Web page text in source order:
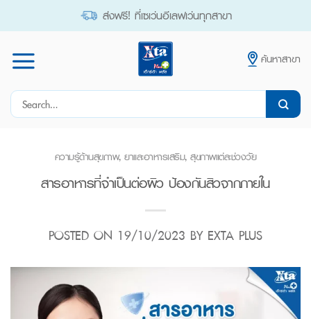
ส่งฟรี! ที่เซเว่นอีเลฟเว่นทุกสาขา
ค้นหาสาขา
Search
ความรู้ด้านสุขภาพ,ยาและอาหารเสริม,สุขภาพแต่ละช่วงวัย
สารอาหารที่จำเป็นต่อผิว ป้องกันสิวจากภายใน
POSTED ON 19/10/2023 BY EXTA PLUS